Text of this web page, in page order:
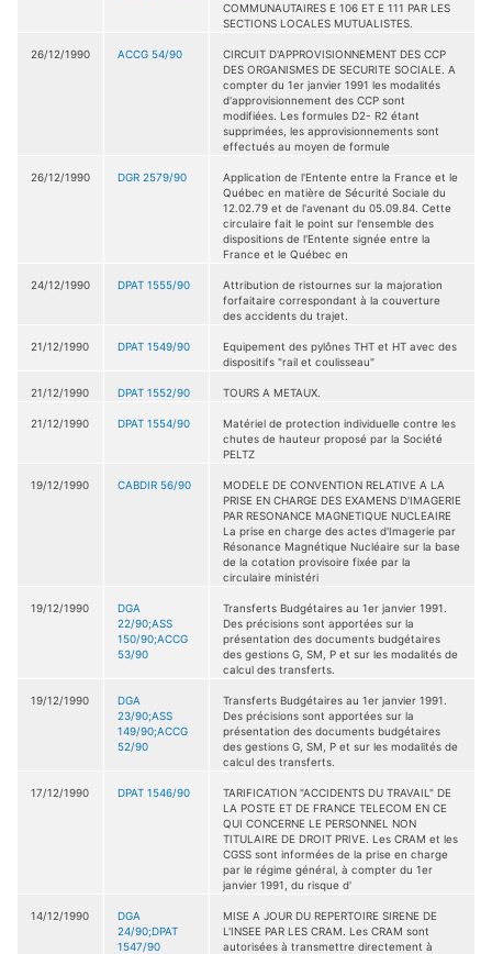
COMMUNAUTAIRES E 106 ET E 111 PAR LES
SECTIONS LOCALES MUTUALISTES.
26/12/1990 ACCG 54/90
CIRCUIT D'APPROVISIONNEMENT DES CCP
DES ORGANISMES DE SECURITE SOCIALE. A
compter du 1er janvier 1991 les modalités
d'approvisionnement des CCP sont
modifiées. Les formules D2- R2 étant
supprimées, les approvisionnements sont
effectués au moyen de formule
26/12/1990 DGR 2579/90
Application de l'Entente entre la France et le
Québec en matière de Sécurité Sociale du
12.02.79 et de l'avenant du 05.09.84. Cette
circulaire fait le point sur l'ensemble des
dispositions de l'Entente signée entre la
France et le Québec en
24/12/1990 DPAT 1555/90
Attribution de ristournes sur la majoration
forfaitaire correspondant à la couverture
des accidents du trajet.
21/12/1990 DPAT 1549/90
Equipement des pylônes THT et HT avec des
dispositifs "rail et coulisseau"
21/12/1990 DPAT 1552/90 TOURS A METAUX.
21/12/1990 DPAT 1554/90
Matériel de protection individuelle contre les
chutes de hauteur proposé par la Société
PELTZ
19/12/1990 CABDIR 56/90
MODELE DE CONVENTION RELATIVE A LA
PRISE EN CHARGE DES EXAMENS D'IMAGERIE
PAR RESONANCE MAGNETIQUE NUCLEAIRE
La prise en charge des actes d'Imagerie par
Résonance Magnétique Nucléaire sur la base
de la cotation provisoire fixée par la
circulaire ministéri
19/12/1990
DGA
22/90;ASS
150/90;ACCG
53/90
Transferts Budgétaires au 1er janvier 1991.
Des précisions sont apportées sur la
présentation des documents budgétaires
des gestions G, SM, P et sur les modalités de
calcul des transferts.
19/12/1990
DGA
23/90;ASS
149/90;ACCG
52/90
Transferts Budgétaires au 1er janvier 1991.
Des précisions sont apportées sur la
présentation des documents budgétaires
des gestions G, SM, P et sur les modalités de
calcul des transferts.
17/12/1990 DPAT 1546/90
TARIFICATION "ACCIDENTS DU TRAVAIL" DE
LA POSTE ET DE FRANCE TELECOM EN CE
QUI CONCERNE LE PERSONNEL NON
TITULAIRE DE DROIT PRIVE. Les CRAM et les
CGSS sont informées de la prise en charge
par le régime général, à compter du 1er
janvier 1991, du risque d'
14/12/1990
DGA
24/90;DPAT
1547/90
MISE A JOUR DU REPERTOIRE SIRENE DE
L'INSEE PAR LES CRAM. Les CRAM sont
autorisées à transmettre directement à